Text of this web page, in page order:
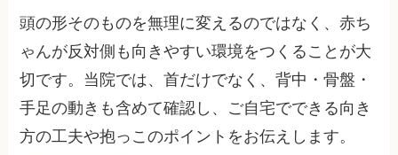
頭の形そのものを無理に変えるのではなく、赤ち
ゃんが反対側も向きやすい環境をつくることが大
切です。当院では、首だけでなく、背中・骨盤・
手足の動きも含めて確認し、ご自宅でできる向き
方の工夫や抱っこのポイントをお伝えします。